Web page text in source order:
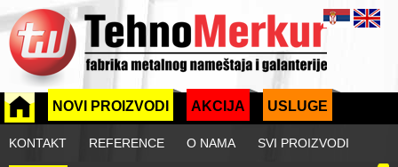
NOVI PROIZVODI AKCIJA USLUGE
KONTAKT REFERENCE O NAMA SVI PROIZVODI